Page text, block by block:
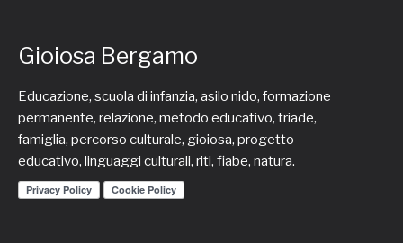
Gioiosa Bergamo
Educazione, scuola di infanzia, asilo nido, formazione
permanente, relazione, metodo educativo, triade,
famiglia, percorso culturale, gioiosa, progetto
educativo, linguaggi culturali, riti, fiabe, natura.